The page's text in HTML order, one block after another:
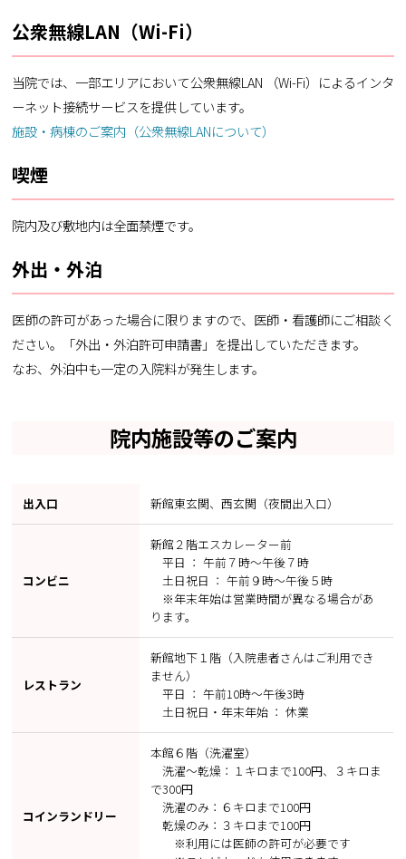
公衆無線LAN（Wi-Fi）
当院では、一部エリアにおいて公衆無線LAN （Wi-Fi）によるインタ
ーネット接続サービスを提供しています。
施設・病棟のご案内（公衆無線LANについて）
喫煙
院内及び敷地内は全面禁煙です。
外出・外泊
医師の許可があった場合に限りますので、医師・看護師にご相談く
ださい。「外出・外泊許可申請書」を提出していただきます。
なお、外泊中も一定の入院料が発生します。
院内施設等のご案内
出入口 新館東玄関、西玄関（夜間出入口）
コンビニ
新館２階エスカレーター前
平日 ： 午前７時～午後７時
土日祝日 ： 午前９時～午後５時
※年末年始は営業時間が異なる場合があ
ります。
レストラン
新館地下１階（入院患者さんはご利用でき
ません）
平日 ： 午前10時～午後3時
土日祝日・年末年始 ： 休業
コインランドリー
本館６階（洗濯室）
洗濯～乾燥：１キロまで100円、３キロま
で300円
洗濯のみ：６キロまで100円
乾燥のみ：３キロまで100円
※利用には医師の許可が必要です